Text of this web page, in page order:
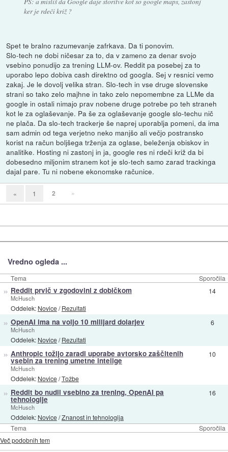
ker je rdeči križ ?
Spet te bralno razumevanje zafrkava. Da ti ponovim.
Slo-tech ne dobi ničesar za to, da v zameno za denar svojo
vsebino ponudijo za trening LLM-ov. Reddit pa posebej za to
uporabo lepo dobiva cash direktno od googla. Sej v resnici vemo
zakaj. Je le dovolj velika stran. Slo-tech in vse druge slovenske
strani so tako zelo majhne in tako zelo nepomembne za LLMe da
google in ostali nimajo prav nobene druge potrebe po teh straneh
kot le za oglaševanje. Pa še za oglaševanje google slo-techu nič
ne plača. Da slo-tech trackerje še naprej uporablja pomeni, da ima
sam admin od tega verjetno neko manjšo ali večjo postransko
korist na račun boljšega trženja za oglase, beleženja obiskov in
analitike. Hosting ni zastonj in ja, google res ni rdeči križ da bi
dobesedno miljonim stranem kot je slo-tech samo zarad trackinga
dajal pare. Tu ni nobene ekonomske računice.
« 1 2 »
Vredno ogleda ...
Tema Sporočila
Tema Sporočila
» Reddit prvič v zgodovini z dobičkom
McHusch
Oddelek: Novice/Rezultati
14
» OpenAI ima na voljo 10 milijard dolarjev
McHusch
Oddelek: Novice/Rezultati
6
» Anthropic tožijo zaradi uporabe avtorsko zaščitenih
vsebin za trening umetne intelige
McHusch
Oddelek: Novice/Tožbe
10
» Reddit bo nudil vsebino za trening, OpenAI pa
tehnologije
McHusch
Oddelek: Novice/Znanost in tehnologija
16
Več podobnih tem